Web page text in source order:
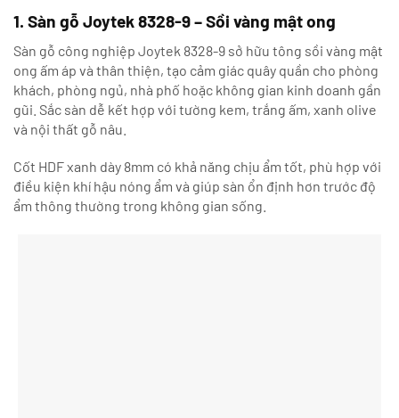
1. Sàn gỗ Joytek 8328-9 – Sồi vàng mật ong
Sàn gỗ công nghiệp Joytek 8328-9 sở hữu tông sồi vàng mật
ong ấm áp và thân thiện, tạo cảm giác quây quần cho phòng
khách, phòng ngủ, nhà phố hoặc không gian kinh doanh gần
gũi. Sắc sàn dễ kết hợp với tường kem, trắng ấm, xanh olive
và nội thất gỗ nâu.
Cốt HDF xanh dày 8mm có khả năng chịu ẩm tốt, phù hợp với
điều kiện khí hậu nóng ẩm và giúp sàn ổn định hơn trước độ
ẩm thông thường trong không gian sống.